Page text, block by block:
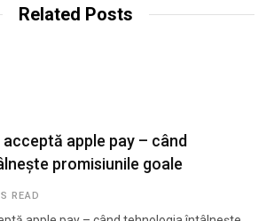
Related Posts
apple pay – când
promisiunile goale
READ